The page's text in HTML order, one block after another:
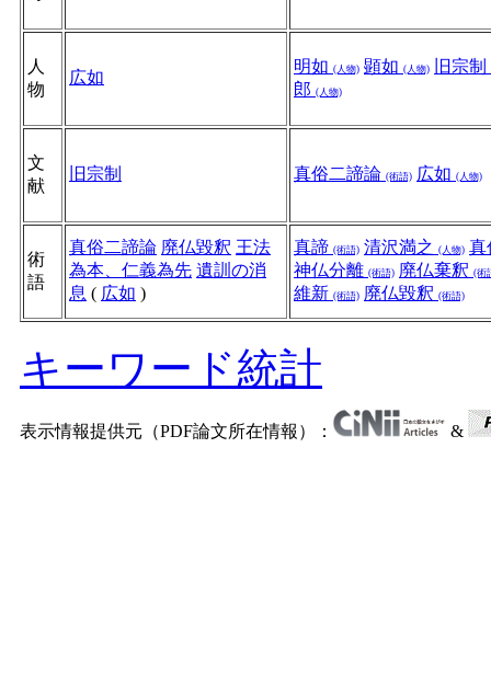
人
物
広如
明如 (人物) 顕如 (人物)
旧宗制
郎 (人物)
文
献
旧宗制 真俗二諦論 (術語) 広如 (人物)
術
語
真俗二諦論 廃仏毀釈 王法
為本、仁義為先 遺訓の消
息 ( 広如 )
真諦 (術語) 清沢満之 (人物) 真
神仏分離 (術語) 廃仏棄釈 (術
維新 (術語) 廃仏毀釈 (術語)
キーワード統計
表示情報提供元（PDF論文所在情報）： &